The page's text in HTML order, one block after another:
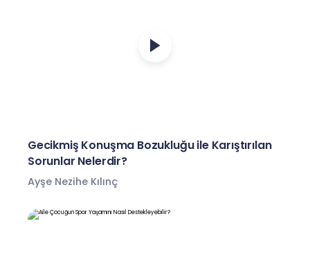
Gecikmiş Konuşma Bozukluğu ile Karıştırılan
Sorunlar Nelerdir?
Ayşe Nezihe Kılınç